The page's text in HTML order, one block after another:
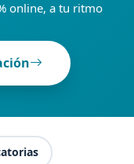
online, a tu ritmo